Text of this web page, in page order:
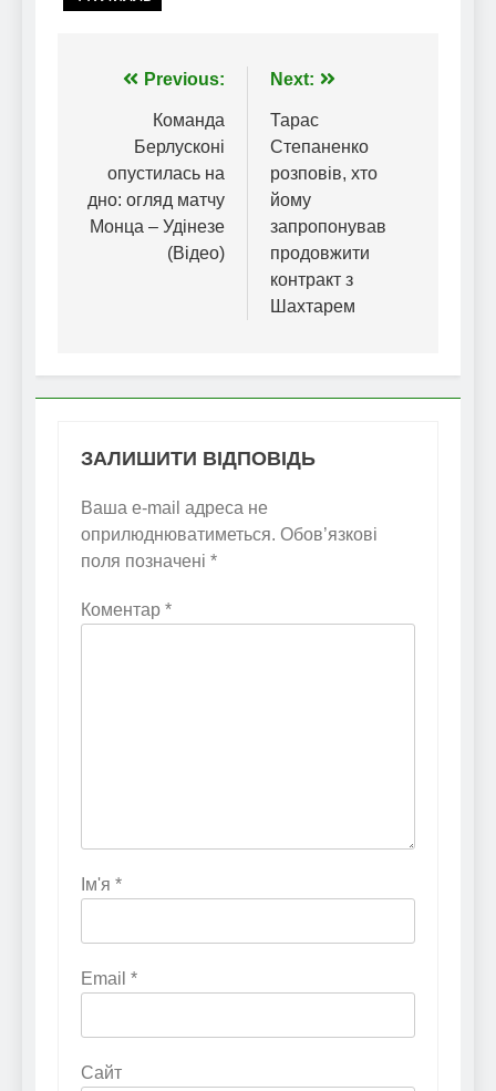
Навігація
записів
Previous:
Команда
Берлусконі
опустилась на
дно: огляд матчу
Монца – Удінезе
(Відео)
Next:
Тарас
Степаненко
розповів, хто
йому
запропонував
продовжити
контракт з
Шахтарем
ЗАЛИШИТИ ВІДПОВІДЬ
Ваша e-mail адреса не
оприлюднюватиметься. Обов’язкові
поля позначені *
Коментар *
Ім'я *
Email *
Сайт